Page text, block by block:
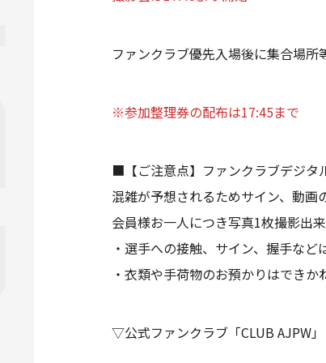
ファンクラブ優先入場後に集合場所
※参加整理券の配布は17:45まで
■【ご注意点】ファンクラブデジタ
混雑が予想されるためサイン、動画
会員様お一人につき写真1枚撮影出来
・選手への接触、サイン、握手など
・衣類や手荷物のお預かりはできか
▽公式ファンクラブ「CLUB AJPW